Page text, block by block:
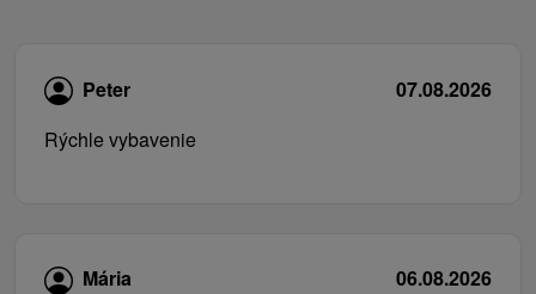
Peter
07.08.2026
Rýchle vybavenie
Mária
06.08.2026